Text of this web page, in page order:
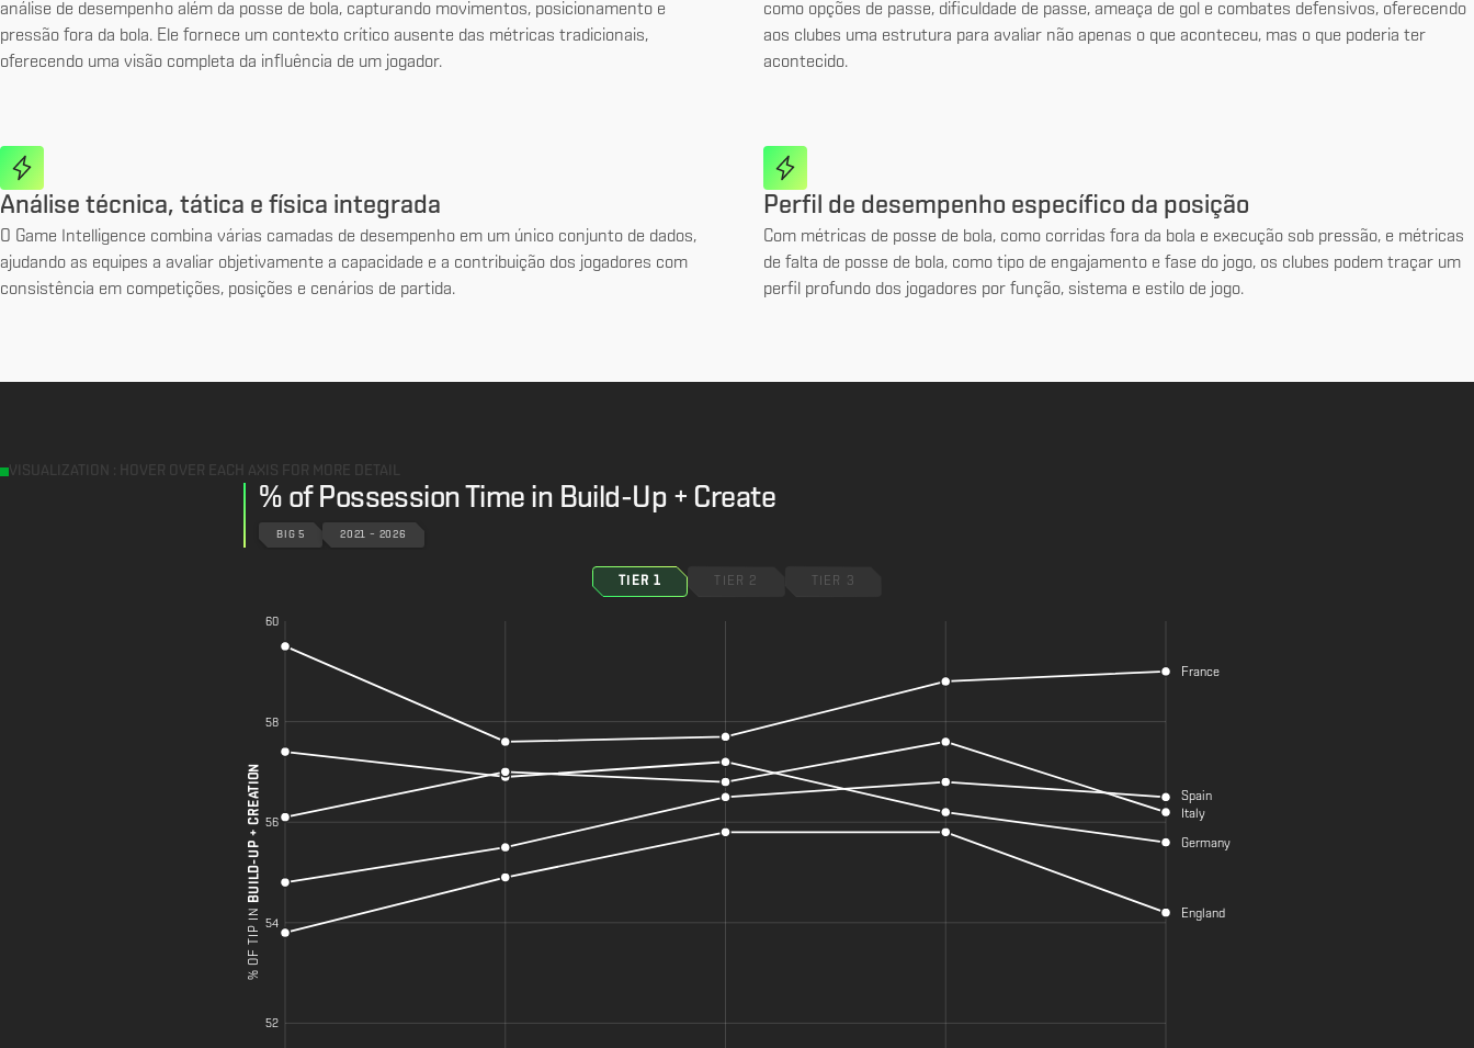
análise de desempenho além da posse de bola, capturando movimentos, posicionamento e
pressão fora da bola. Ele fornece um contexto crítico ausente das métricas tradicionais,
oferecendo uma visão completa da influência de um jogador.
como opções de passe, dificuldade de passe, ameaça de gol e combates defensivos, oferecendo
aos clubes uma estrutura para avaliar não apenas o que aconteceu, mas o que poderia ter
acontecido.
Análise técnica, tática e física integrada
O Game Intelligence combina várias camadas de desempenho em um único conjunto de dados,
ajudando as equipes a avaliar objetivamente a capacidade e a contribuição dos jogadores com
consistência em competições, posições e cenários de partida.
Perfil de desempenho específico da posição
Com métricas de posse de bola, como corridas fora da bola e execução sob pressão, e métricas
de falta de posse de bola, como tipo de engajamento e fase do jogo, os clubes podem traçar um
perfil profundo dos jogadores por função, sistema e estilo de jogo.
VISUALIZATION : HOVER OVER EACH AXIS FOR MORE DETAIL
% of Possession Time in Build-Up + Create
BIG 5 2021 – 2026
TIER 1 TIER 2 TIER 3
% OF TIP IN
BUILD-UP + CREATION
52
54
56
58
60
France
Spain
Germany
Italy
England